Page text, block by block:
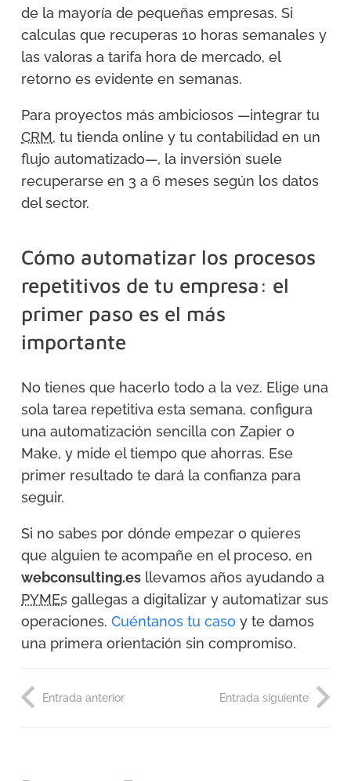
de la mayoría de pequeñas empresas. Si
calculas que recuperas 10 horas semanales y
las valoras a tarifa hora de mercado, el
retorno es evidente en semanas.
Para proyectos más ambiciosos —integrar tu
CRM, tu tienda online y tu contabilidad en un
flujo automatizado—, la inversión suele
recuperarse en 3 a 6 meses según los datos
del sector.
Cómo automatizar los procesos
repetitivos de tu empresa: el
primer paso es el más
importante
No tienes que hacerlo todo a la vez. Elige una
sola tarea repetitiva esta semana, configura
una automatización sencilla con Zapier o
Make, y mide el tiempo que ahorras. Ese
primer resultado te dará la confianza para
seguir.
Si no sabes por dónde empezar o quieres
que alguien te acompañe en el proceso, en
webconsulting.es llevamos años ayudando a
PYMEs gallegas a digitalizar y automatizar sus
operaciones. Cuéntanos tu caso y te damos
una primera orientación sin compromiso.
Entrada anterior Entrada siguiente